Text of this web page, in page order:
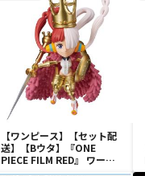
【ワンピース】【セット配
送】【Bウタ】『ONE
PIECE FILM RED』 ワール
ドコレクタブルフィギュ